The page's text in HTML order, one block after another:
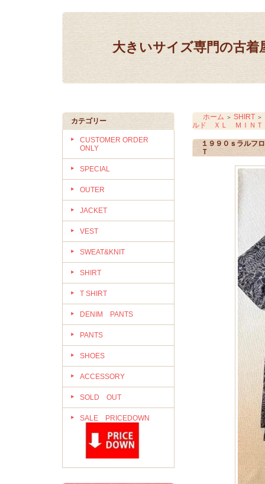
大きいサイズ専門の古
カテゴリー
CUSTOMER ORDER
ONLY
SPECIAL
OUTER
JACKET
VEST
SWEAT&KNIT
SHIRT
T SHIRT
DENIM PANTS
PANTS
SHOES
ACCESSORY
SOLD OUT
SALE PRICEDOWN
ホーム ＞ SHIRT ＞
ルド ＸＬ ＭＩＮＴ
１９９０ｓラル
Ｔ